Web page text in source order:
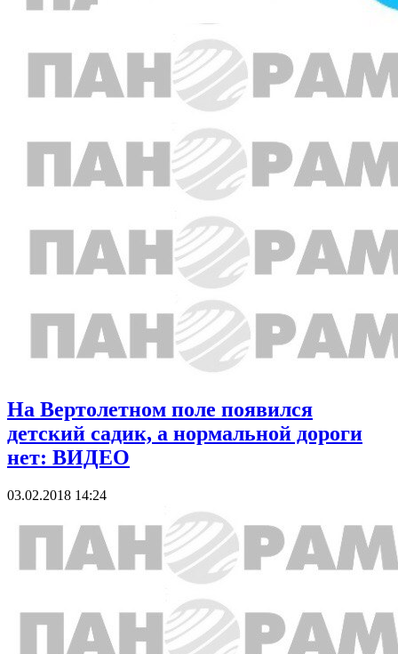
На Вертолетном поле появился
детский садик, а нормальной дороги
нет: ВИДЕО
03.02.2018 14:24